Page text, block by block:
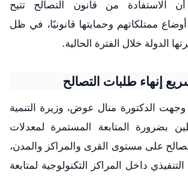
الاستفادة من قانون التصالح تتيح
ممتلكاتهم وحمايتها قانونيًا، في ظل
الدولة خلال الفترة الحالية.
إنهاء طلبات التصالح
الدكتورة منال عوض، وزيرة التنمية
بضرورة المتابعة المستمرة لمعدلات
على مستوى القرى والمراكز والمدن،
داخل المراكز التكنولوجية لمتابعة